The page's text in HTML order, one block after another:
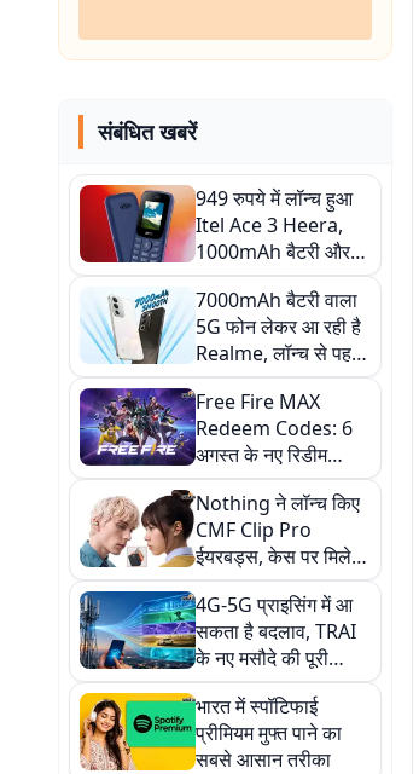
संबंधित खबरें
949 रुपये में लॉन्च हुआ
Itel Ace 3 Heera,
1000mAh बैटरी और
हिंदी बोलने वाला Voice
Assistant भी मिलेगा
7000mAh बैटरी वाला
5G फोन लेकर आ रही है
Realme, लॉन्च से पहले
कन्फर्म हुए कई फीचर्स
Free Fire MAX
Redeem Codes: 6
अगस्त के नए रिडीम
कोड्स एक्टिव, मुफ्त में
मिल सकते हैं डायमंड्स,
गन स्किन और
एक्सक्लूसिव रिवॉर्ड्स
Nothing ने लॉन्च किए
CMF Clip Pro
ईयरबड्स, केस पर मिलेगा
Smart Dial, 10 घंटे
तक का बैटरी बैकअप
4G-5G प्राइसिंग में आ
सकता है बदलाव, TRAI
के नए मसौदे की पूरी
डिटेल जानिए
भारत में स्पॉटिफाई
प्रीमियम मुफ्त पाने का
सबसे आसान तरीका